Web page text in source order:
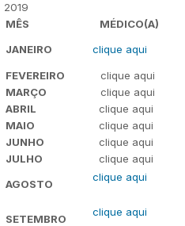
2019
MÊS
MÉDICO(A)
JANEIRO
clique aqui
FEVEREIRO clique aqui
MARÇO
clique aqui
ABRIL
clique aqui
MAIO
clique aqui
JUNHO
clique aqui
JULHO
clique aqui
AGOSTO
clique aqui
SETEMBRO
clique aqui